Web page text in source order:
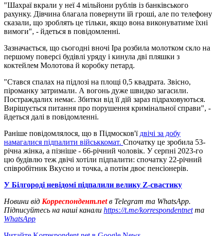
"Шахраї вкрали у неї 4 мільйони рублів із банківського
рахунку. Дівчина благала повернути їй гроші, але по телефону
сказали, що зроблять це тільки, якщо вона виконуватиме їхні
вимоги", - йдеться в повідомленні.
Зазначається, що сьогодні вночі Іра розбила молотком скло на
першому поверсі будівлі уряду і кинула дві пляшки з
коктейлем Молотова й коробку петард.
"Стався спалах на підлозі на площі 0,5 квадрата. Звісно,
піроманку затримали. А вогонь дуже швидко загасили.
Постраждалих немає. Збитки від її дій зараз підраховуються.
Вирішується питання про порушення кримінальної справи", -
йдеться далі в повідомленні.
Раніше повідомлялося, що в Підмосков'ї двічі за добу
намагалися підпалити військкомат. Спочатку це зробила 53-
річна жінка, а пізніше - 66-річний чоловік. У серпні 2023-го
цю будівлю теж двічі хотіли підпалити: спочатку 22-річний
співробітник Вкусно и точка, а потім двоє пенсіонерів.
У Білгороді невідомі підпалили велику Z-свастику
Новини від Корреспондент.netв Telegram та WhatsApp.
Підписуйтесь на наші канали https://t.me/korrespondentnetта
WhatsApp